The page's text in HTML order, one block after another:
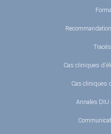
Cas cliniques
Cas cliniques
Annales